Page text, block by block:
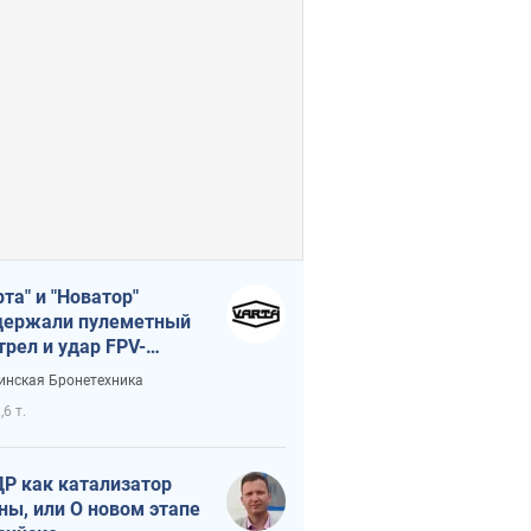
и "Новатор"
пулеметный
и удар FPV-
сохранив жизнь
Бронетехника
т.
как катализатор
или О новом этапе